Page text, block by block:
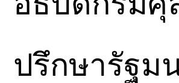
ปรึกษารัฐม